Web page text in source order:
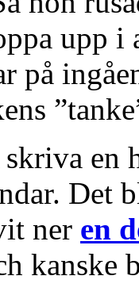
upp
på
en
Det
ner en
kanske